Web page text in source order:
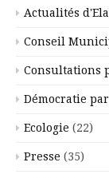
Actualités
Conseil
Consultations
Démocratie
Ecologie (22)
Presse (35)